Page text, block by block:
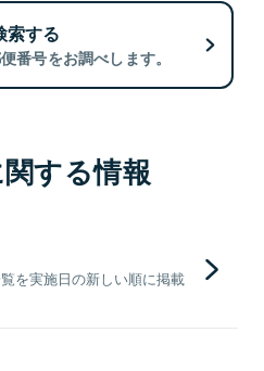
索する
番号をお調べします。
する情報
を実施日の新しい順に掲載